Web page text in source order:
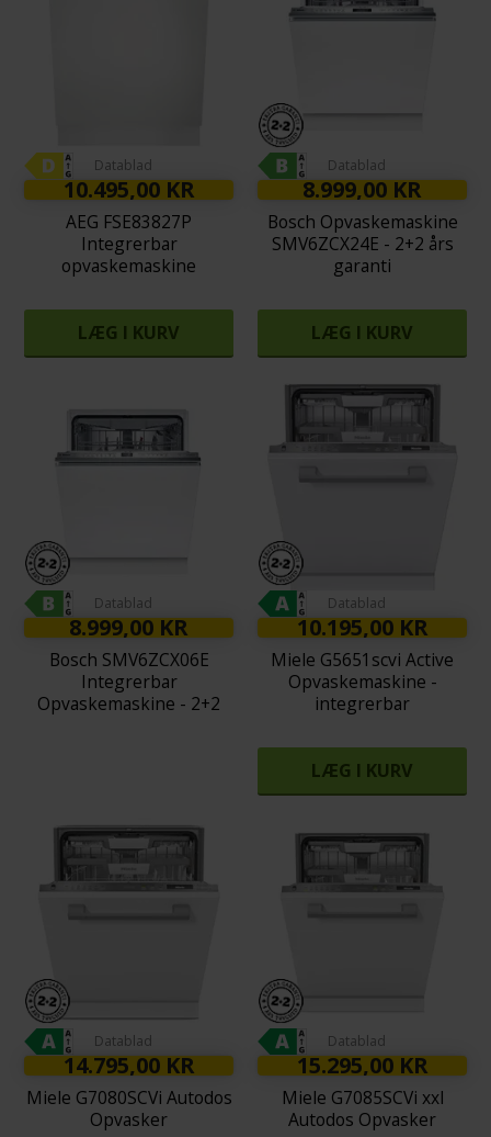
Datablad
10.495,00 KR
AEG FSE83827P
Integrerbar
opvaskemaskine
LÆG I KURV
Datablad
8.999,00 KR
Bosch Opvaskemaskine
SMV6ZCX24E - 2+2 års
garanti
LÆG I KURV
Datablad
8.999,00 KR
Bosch SMV6ZCX06E
Integrerbar
Opvaskemaskine - 2+2
Datablad
10.195,00 KR
Miele G5651scvi Active
Opvaskemaskine -
integrerbar
LÆG I KURV
Datablad
14.795,00 KR
Miele G7080SCVi Autodos
Opvasker
Datablad
15.295,00 KR
Miele G7085SCVi xxl
Autodos Opvasker